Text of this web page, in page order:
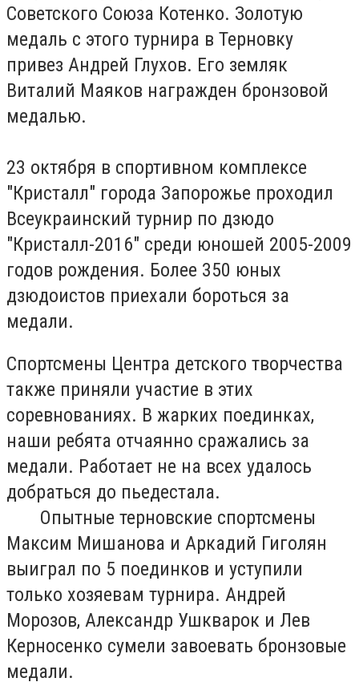
Советского Союза Котенко. Золотую
медаль с этого турнира в Терновку
привез Андрей Глухов. Его земляк
Виталий Маяков награжден бронзовой
медалью.
23 октября в спортивном комплексе
"Кристалл" города Запорожье проходил
Всеукраинский турнир по дзюдо
"Кристалл-2016" среди юношей 2005-2009
годов рождения. Более 350 юных
дзюдоистов приехали бороться за
медали.
Спортсмены Центра детского творчества
также приняли участие в этих
соревнованиях. В жарких поединках,
наши ребята отчаянно сражались за
медали. Работает не на всех удалось
добраться до пьедестала.
Опытные терновские спортсмены
Максим Мишанова и Аркадий Гиголян
выиграл по 5 поединков и уступили
только хозяевам турнира. Андрей
Морозов, Александр Ушкварок и Лев
Керносенко сумели завоевать бронзовые
медали.